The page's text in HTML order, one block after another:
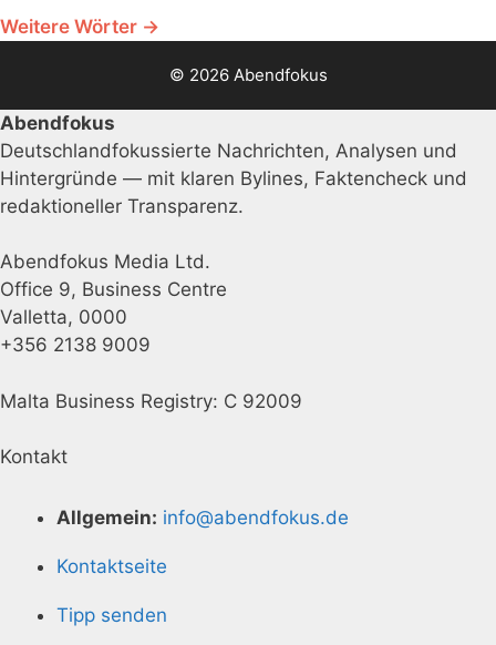
Weitere Wörter →
© 2026 Abendfokus
Abendfokus
Deutschlandfokussierte Nachrichten, Analysen und
Hintergründe — mit klaren Bylines, Faktencheck und
redaktioneller Transparenz.
Abendfokus Media Ltd.
Office 9, Business Centre
Valletta, 0000
+356 2138 9009
Malta Business Registry: C 92009
Kontakt
Allgemein: info@abendfokus.de
Kontaktseite
Tipp senden